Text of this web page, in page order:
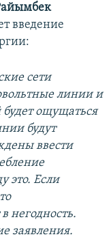
введение
сети
линии и
ощущаться
будут
ввести
это. Если
негодность.
заявления.